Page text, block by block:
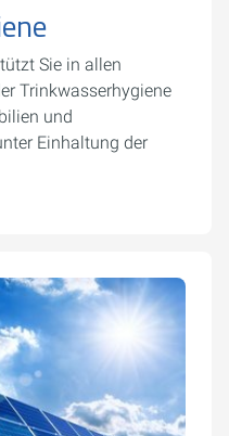
Sie in allen
Trinkwasserhygiene
und
Einhaltung der